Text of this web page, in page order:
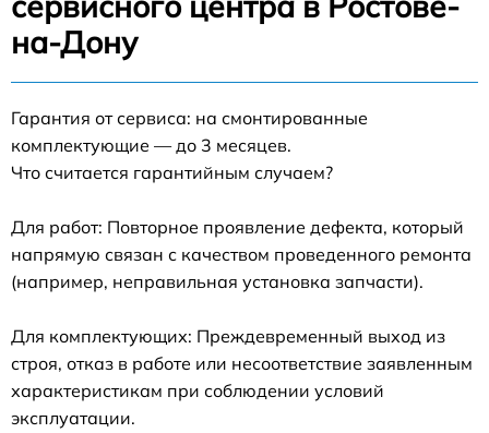
на-Дону
Гарантия от сервиса: на смонтированные
комплектующие — до 3 месяцев.
Что считается гарантийным случаем?
Для работ: Повторное проявление дефекта, который
напрямую связан с качеством проведенного ремонта
(например, неправильная установка запчасти).
Для комплектующих: Преждевременный выход из
строя, отказ в работе или несоответствие заявленным
характеристикам при соблюдении условий
эксплуатации.